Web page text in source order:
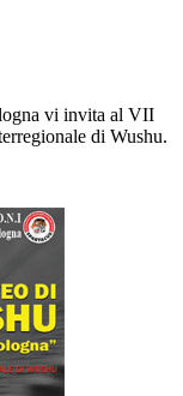
vi invita al VII
di Wushu.